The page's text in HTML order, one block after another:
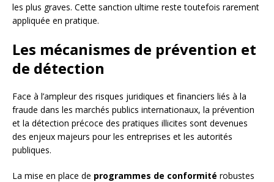
les plus graves. Cette sanction ultime reste toutefois rarement
appliquée en pratique.
Les mécanismes de prévention et
de détection
Face à l’ampleur des risques juridiques et financiers liés à la
fraude dans les marchés publics internationaux, la prévention
et la détection précoce des pratiques illicites sont devenues
des enjeux majeurs pour les entreprises et les autorités
publiques.
La mise en place de programmes de conformité robustes